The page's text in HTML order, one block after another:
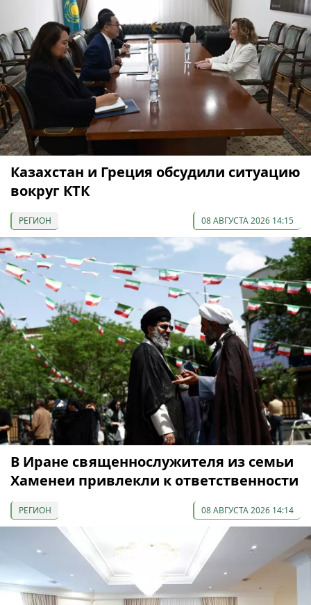
Казахстан и Греция обсудили ситуацию
вокруг КТК
РЕГИОН 08 АВГУСТА 2026 14:15
В Иране священнослужителя из семьи
Хаменеи привлекли к ответственности
РЕГИОН 08 АВГУСТА 2026 14:14